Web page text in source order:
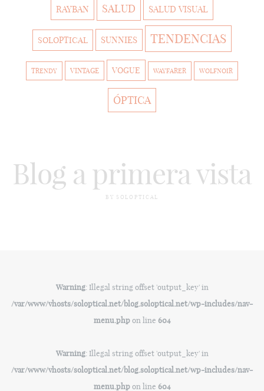
RAYBAN SALUD SALUD VISUAL
SOLOPTICAL SUNNIES TENDENCIAS
TRENDY VINTAGE VOGUE WAYFARER WOLFNOIR
ÓPTICA
Blog a primera vista
BY SOLOPTICAL
Warning: Illegal string offset 'output_key' in
/var/www/vhosts/soloptical.net/blog.soloptical.net/wp-includes/nav-
menu.phpon line 604
Warning: Illegal string offset 'output_key' in
/var/www/vhosts/soloptical.net/blog.soloptical.net/wp-includes/nav-
menu.phpon line 604